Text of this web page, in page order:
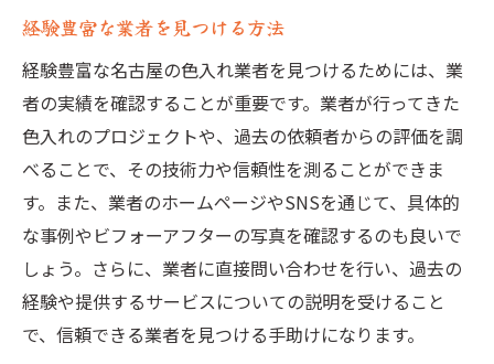
信頼関係を築くためのコツ
名古屋でお墓色入れ業者を選ぶポイント
名古屋の人気業者を知る方法
依頼前に確認するべきこと
業者選びで失敗しないための注意点
地元の評判高い業者の特徴
色入れ業者の比較ポイント
選び方のポイントとその重要性
お墓色入れ業者の信頼性を見極める方法
経験豊富な業者を見つける方法
経験豊富な名古屋の色入れ業者を見つけるためには、業
者の実績を確認することが重要です。業者が行ってきた
色入れのプロジェクトや、過去の依頼者からの評価を調
べることで、その技術力や信頼性を測ることができま
す。また、業者のホームページやSNSを通じて、具体的
な事例やビフォーアフターの写真を確認するのも良いで
しょう。さらに、業者に直接問い合わせを行い、過去の
経験や提供するサービスについての説明を受けること
で、信頼できる業者を見つける手助けになります。